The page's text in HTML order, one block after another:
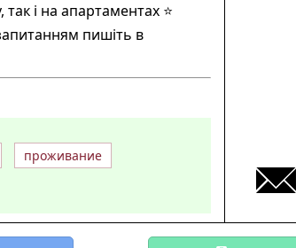
і на апартаментах ⭐️
пишіть в
проживание